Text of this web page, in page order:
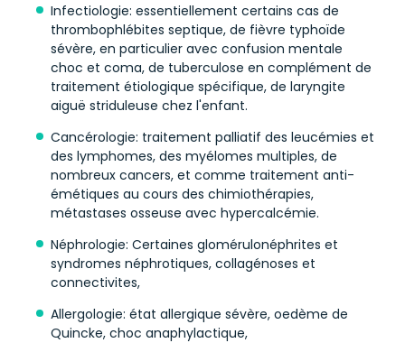
Infectiologie: essentiellement certains cas de
thrombophlébites septique, de fièvre typhoïde
sévère, en particulier avec confusion mentale
choc et coma, de tuberculose en complément de
traitement étiologique spécifique, de laryngite
aiguë striduleuse chez l'enfant.
Cancérologie: traitement palliatif des leucémies et
des lymphomes, des myélomes multiples, de
nombreux cancers, et comme traitement anti-
émétiques au cours des chimiothérapies,
métastases osseuse avec hypercalcémie.
Néphrologie: Certaines glomérulonéphrites et
syndromes néphrotiques, collagénoses et
connectivites,
Allergologie: état allergique sévère, oedème de
Quincke, choc anaphylactique,